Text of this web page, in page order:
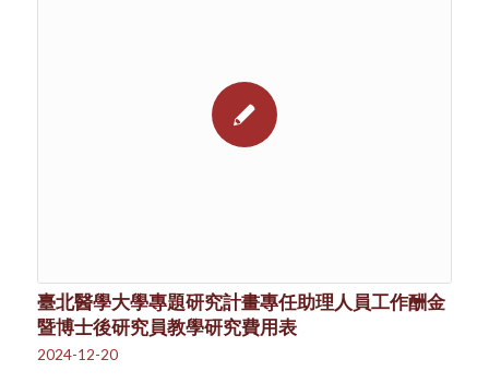
臺北醫學大學專題研究計畫專任助理人員工作酬金
暨博士後研究員教學研究費用表
2024-12-20